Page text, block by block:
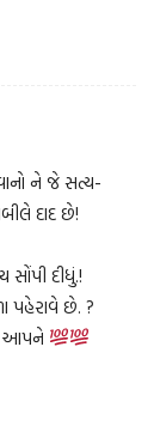
ને જે સત્ય-
દાદ છે!
દીધું.!
પહેરાવે છે. ?
આપને